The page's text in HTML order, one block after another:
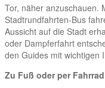
Tor, näher anzuschauen.
Stadtrundfahrten-Bus
Aussicht auf die Stadt
oder Dampferfahrt
den Guides mit wichtigen
Zu Fuß oder per